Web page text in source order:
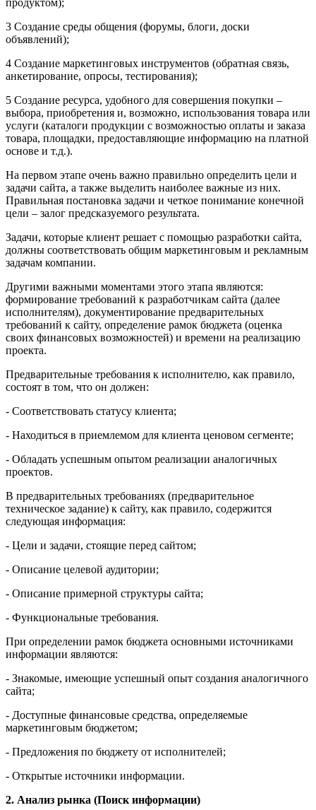
3 Создание среды общения (форумы, блоги, доски
объявлений);
4 Создание маркетинговых инструментов (обратная связь,
анкетирование, опросы, тестирования);
5 Создание ресурса, удобного для совершения покупки –
выбора, приобретения и, возможно, использования товара или
услуги (каталоги продукции с возможностью оплаты и заказа
товара, площадки, предоставляющие информацию на платной
основе и т.д.).
На первом этапе очень важно правильно определить цели и
задачи сайта, а также выделить наиболее важные из них.
Правильная постановка задачи и четкое понимание конечной
цели – залог предсказуемого результата.
Задачи, которые клиент решает с помощью разработки сайта,
должны соответствовать общим маркетинговым и рекламным
задачам компании.
Другими важными моментами этого этапа являются:
формирование требований к разработчикам сайта (далее
исполнителям), документирование предварительных
требований к сайту, определение рамок бюджета (оценка
своих финансовых возможностей) и времени на реализацию
проекта.
Предварительные требования к исполнителю, как правило,
состоят в том, что он должен:
- Соответствовать статусу клиента;
- Находиться в приемлемом для клиента ценовом сегменте;
- Обладать успешным опытом реализации аналогичных
проектов.
В предварительных требованиях (предварительное
техническое задание) к сайту, как правило, содержится
следующая информация:
- Цели и задачи, стоящие перед сайтом;
- Описание целевой аудитории;
- Описание примерной структуры сайта;
- Функциональные требования.
При определении рамок бюджета основными источниками
информации являются:
- Знакомые, имеющие успешный опыт создания аналогичного
сайта;
- Доступные финансовые средства, определяемые
маркетинговым бюджетом;
- Предложения по бюджету от исполнителей;
- Открытые источники информации.
2. Анализ рынка (Поиск информации)